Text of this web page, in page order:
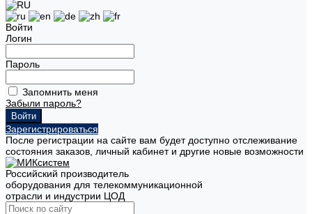
Войти
Логин
Пароль
Запомнить меня
Забыли пароль?
Зарегистрироваться
После регистрации на сайте вам будет доступно отслеживание
состояния заказов, личный кабинет и другие новые возможности
Российский производитель
оборудования для телекоммуникационной
отрасли и индустрии ЦОД